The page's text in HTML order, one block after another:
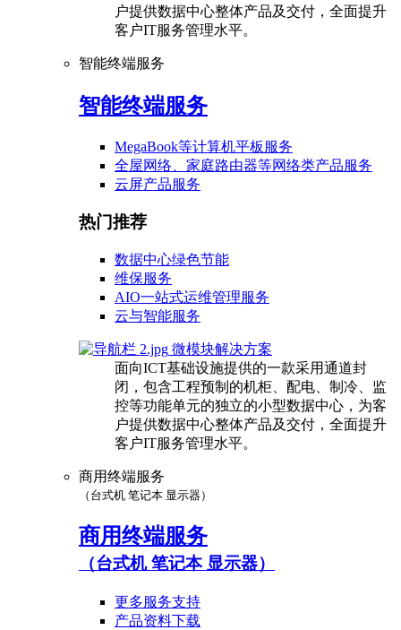
户提供数据中心整体产品及交付，全面提升
客户IT服务管理水平。
智能终端服务
智能终端服务
MegaBook等计算机平板服务
全屋网络、家庭路由器等网络类产品服务
云屏产品服务
热门推荐
数据中心绿色节能
维保服务
AIO一站式运维管理服务
云与智能服务
微模块解决方案
面向ICT基础设施提供的一款采用通道封
闭，包含工程预制的机柜、配电、制冷、监
控等功能单元的独立的小型数据中心，为客
户提供数据中心整体产品及交付，全面提升
客户IT服务管理水平。
商用终端服务
（台式机 笔记本 显示器）
商用终端服务
（台式机 笔记本 显示器）
更多服务支持
产品资料下载